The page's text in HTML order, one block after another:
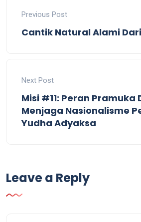
Previous Post
Cantik Natural Alami
Next Post
Misi #11: Peran Pramuka
Menjaga Nasionalisme
Yudha Adyaksa
Leave a Reply